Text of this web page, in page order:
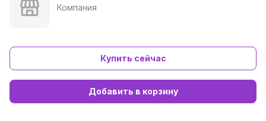
Компания
Купить сейчас
Добавить в корзину